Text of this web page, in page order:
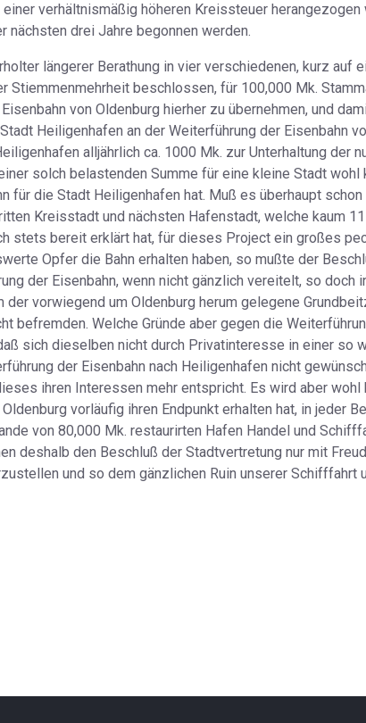
verhältnismäßig höheren Kreissteuer
nächsten drei Jahre begonnen werden.
längerer Berathung in vier verschiedenen, kurz auf
beschlossen, für 100,000 Mk.
von Oldenburg hierher zu übernehmen, und
Heiligenhafen an der Weiterführung der Eisenbahn
alljährlich ca. 1000 Mk. zur Unterhaltung der
solch belastenden Summe für eine kleine Stadt
für die Stadt Heiligenhafen hat. Muß es überhaupt
Kreisstadt und nächsten Hafenstadt, welche kaum
stets bereit erklärt hat, für dieses Project ein großes
Opfer die Bahn erhalten haben, so mußte der
der Eisenbahn, wenn nicht gänzlich vereitelt, so doch
vorwiegend um Oldenburg herum gelegene
Welche Gründe aber gegen die
sich dieselben nicht durch Privatinteresse in einer so
der Eisenbahn nach Heiligenhafen nicht
ihren Interessen mehr entspricht. Es wird aber
vorläufig ihren Endpunkt erhalten hat, in jeder
von 80,000 Mk. restaurirten Hafen Handel und
den Beschluß der Stadtvertretung nur mit
und so dem gänzlichen Ruin unserer Schifffahrt